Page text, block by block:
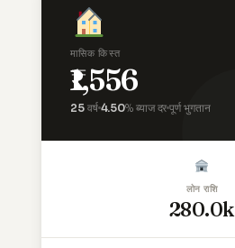
मासिक किस्त
₹1,556
25वर्ष 4.50% ब्याज दर पूर्ण भुगतान
लोन राशि
₹280.0k